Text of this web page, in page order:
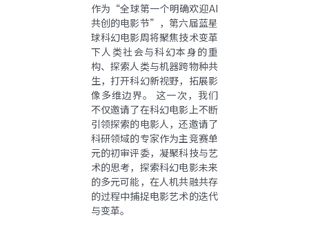
作为“全球第一个明确欢迎AI
共创的电影节”，第六届蓝星
球科幻电影周将聚焦技术变革
下人类社会与科幻本身的重
构、探索人类与机器跨物种共
生，打开科幻新视野，拓展影
像多维边界。 这一次，我们
不仅邀请了在科幻电影上不断
引领探索的电影人，还邀请了
科研领域的专家作为主竞赛单
元的初审评委，凝聚科技与艺
术的思考，探索科幻电影未来
的多元可能，在人机共融共存
的过程中捕捉电影艺术的迭代
与变革。